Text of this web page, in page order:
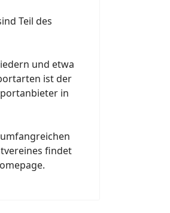
Teil des
und etwa
ist der
in
findet